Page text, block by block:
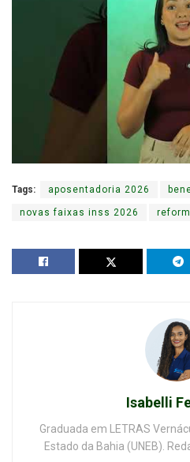
Tags: aposentadoria 2026
novas faixas inss 2026
Isabelli
Graduada em LETRAS
Estado da Bahia (UNEB).